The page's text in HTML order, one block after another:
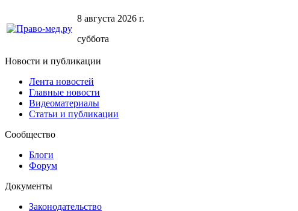
8 августа 2026 г.
суббота
Новости и публикации
Лента новостей
Главные новости
Видеоматериалы
Статьи и публикации
Сообщество
Блоги
Форум
Документы
Законодательство